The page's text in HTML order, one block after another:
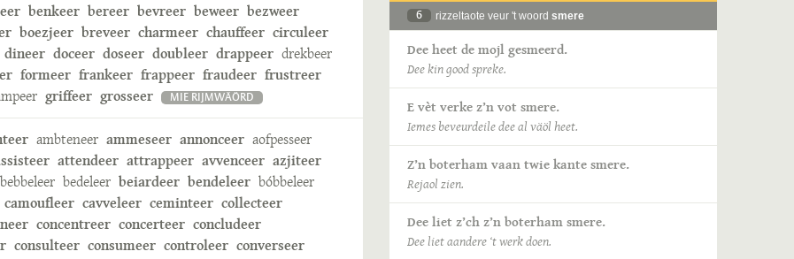
benkeer bereer bevreer beweer bezweer
boezjeer breveer charmeer chauffeer circuleer
dineer doceer doseer doubleer drappeer drekbeer
formeer frankeer frappeer fraudeer frustreer
griffeer grosseer MIE RIJMWÄÖRD
ambteneer ammeseer annonceer aofpesseer
attendeer attrappeer avvenceer azjiteer
bebbeleer bedeleer beiardeer bendeleer bóbbeleer
camoufleer cavveleer ceminteer collecteer
concentreer concerteer concludeer
consulteer consumeer controleer converseer
6 rizzeltaote veur 't woord smere
Dee heet de mojl gesmeerd.
Dee kin good spreke.
E vèt verke z’n vot smere.
Iemes beveurdeile dee al väöl heet.
Z’n boterham vaan twie kante smere.
Rejaol zien.
Dee liet z’ch z’n boterham smere.
Dee liet aandere ‘t werk doen.